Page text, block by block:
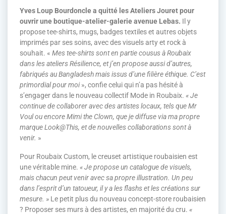
Yves Loup Bourdoncle a quitté les Ateliers Jouret pour
ouvrir une boutique-atelier-galerie avenue Lebas. Il y
propose tee-shirts, mugs, badges textiles et autres objets
imprimés par ses soins, avec des visuels arty et rock à
souhait. « Mes tee-shirts sont en partie cousus à Roubaix
dans les ateliers Résilience, et j’en propose aussi d’autres,
fabriqués au Bangladesh mais issus d’une filière éthique. C’est
primordial pour moi», confie celui qui n’a pas hésité à
s’engager dans le nouveau collectif Mode in Roubaix. « Je
continue de collaborer avec des artistes locaux, tels que Mr
Voul ou encore Mimi the Clown, que je diffuse via ma propre
marque Look@This, et de nouvelles collaborations sont à
venir. »
Pour Roubaix Custom, le creuset artistique roubaisien est
une véritable mine. « Je propose un catalogue de visuels,
mais chacun peut venir avec sa propre illustration. Un peu
dans l’esprit d’un tatoueur, il y a les flashs et les créations sur
mesure. » Le petit plus du nouveau concept-store roubaisien
? Proposer ses murs à des artistes, en majorité du cru. «